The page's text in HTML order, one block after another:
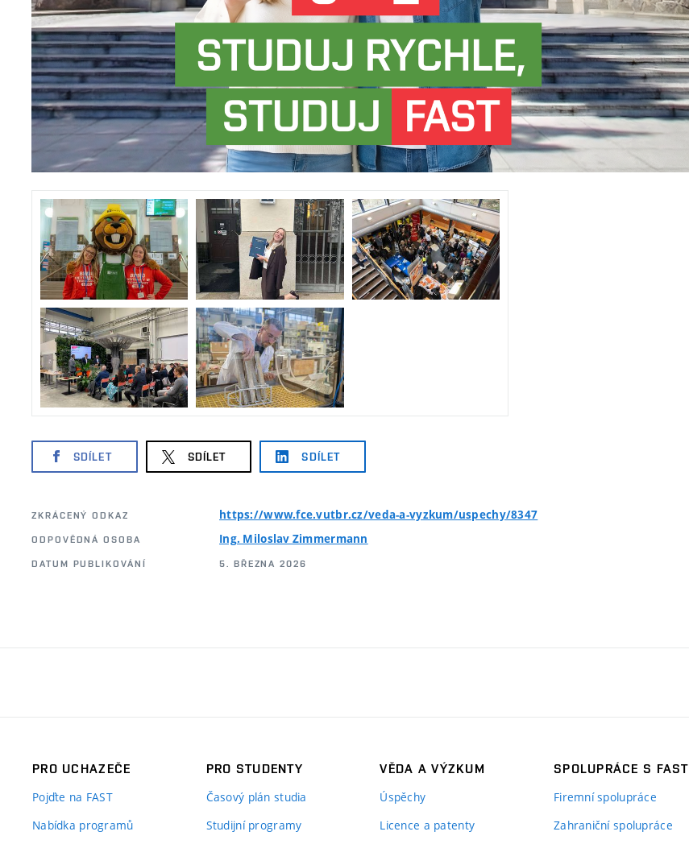
SDÍLET SDÍLET SDÍLET
ZKRÁCENÝ ODKAZ https://www.fce.vutbr.cz/veda-a-vyzkum/uspechy/8347
ODPOVĚDNÁ OSOBA Ing. Miloslav Zimmermann
DATUM PUBLIKOVÁNÍ 5. BŘEZNA 2026
PRO UCHAZEČE
Pojďte na FAST
Nabídka programů
PRO STUDENTY
Časový plán studia
Studijní programy
VĚDA A VÝZKUM
Úspěchy
Licence a patenty
SPOLUPRÁCE S FAST
Firemní spolupráce
Zahraniční spolupráce